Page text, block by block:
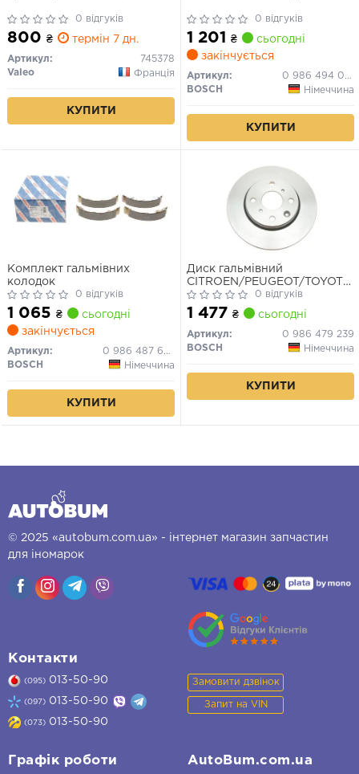
0 відгуків
800 ₴ термін 7 дн.
Артикул:
745378
Valeo
Франція
КУПИТИ
0 відгуків
1 201 ₴
сьогодні
закінчується
Артикул:
0 986 494 065
BOSCH
Німеччина
КУПИТИ
Комплект гальмівних
колодок
0 відгуків
1 065 ₴
сьогодні
закінчується
Артикул:
0 986 487 665
BOSCH
Німеччина
КУПИТИ
Диск гальмівний
CITROEN/PEUGEOT/TOYOTA
C1/107/Aygo F "05>>
0 відгуків
1 477 ₴ сьогодні
Артикул:
0 986 479 239
BOSCH
Німеччина
КУПИТИ
© 2025 «autobum.com.ua» - інтернет магазин запчастин
для іномарок
Контакти
(095) 013-50-90
(097) 013-50-90
(073) 013-50-90
Замовити дзвінок
Запит на VIN
Графік роботи AutoBum.com.ua